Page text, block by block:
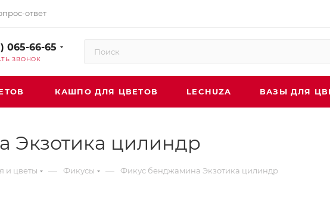
ответ
065-66-65
ЗВОНОК
КАШПО ДЛЯ ЦВЕТОВ LECHUZA ВАЗЫ ДЛЯ
Экзотика цилиндр
и цветы — Фикусы — Фикус бенджамина Экзотика цилиндр